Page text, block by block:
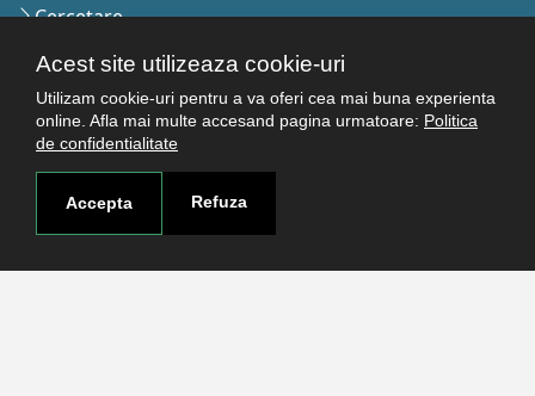
Acest site utilizeaza cookie-uri
Utilizam cookie-uri pentru a va oferi cea mai buna experienta
online. Afla mai multe accesand pagina urmatoare: Politica
de confidentialitate
Accepta Refuza
Cercetare
Politica de confidenţialitate
Autentificare
Contact
Pagina de contact
Cum ajungi aici